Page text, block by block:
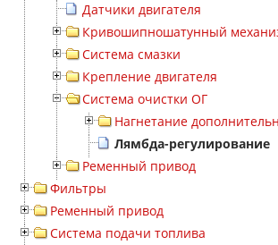
Датчики двигателя
Кривошипношатунный
Система смазки
Крепление двигателя
Система очистки ОГ
Нагнетание
Лямбда-регулирование
Ременный привод
Фильтры
Ременный привод
Система подачи топлива